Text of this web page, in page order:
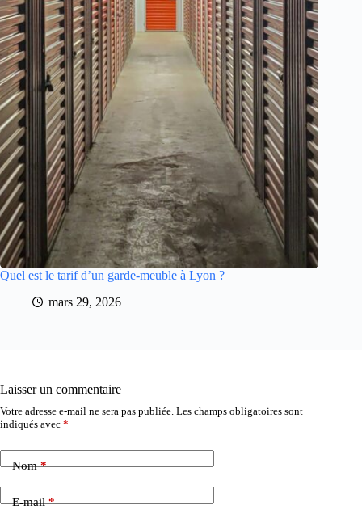
Quel est le tarif d’un garde-meuble à Lyon ?
mars 29, 2026
Laisser un commentaire
Votre adresse e-mail ne sera pas publiée. Les champs obligatoires sont
indiqués avec *
Nom*
E-mail*